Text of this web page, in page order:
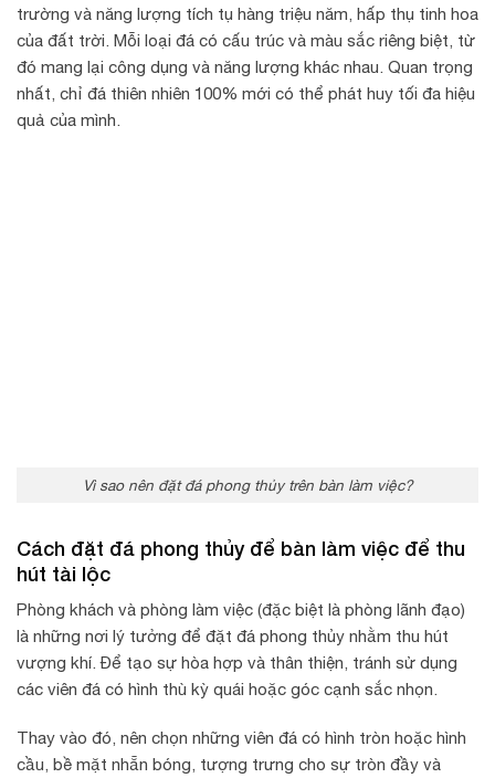
trường và năng lượng tích tụ hàng triệu năm, hấp thụ tinh hoa
của đất trời. Mỗi loại đá có cấu trúc và màu sắc riêng biệt, từ
đó mang lại công dụng và năng lượng khác nhau. Quan trọng
nhất, chỉ đá thiên nhiên 100% mới có thể phát huy tối đa hiệu
quả của mình.
Vì sao nên đặt đá phong thủy trên bàn làm việc?
Cách đặt đá phong thủy để bàn làm việc để thu
hút tài lộc
Phòng khách và phòng làm việc (đặc biệt là phòng lãnh đạo)
là những nơi lý tưởng để đặt đá phong thủy nhằm thu hút
vượng khí. Để tạo sự hòa hợp và thân thiện, tránh sử dụng
các viên đá có hình thù kỳ quái hoặc góc cạnh sắc nhọn.
Thay vào đó, nên chọn những viên đá có hình tròn hoặc hình
cầu, bề mặt nhẵn bóng, tượng trưng cho sự tròn đầy và